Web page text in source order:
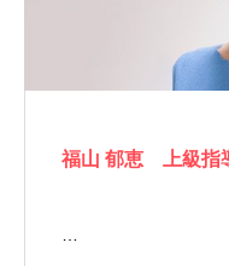
福山 郁恵 上級指